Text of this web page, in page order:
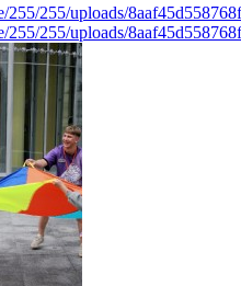
255/255/uploads/
255/255/uploads/